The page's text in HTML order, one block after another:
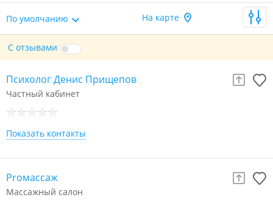
По умолчанию На карте
С отзывами
Психолог Денис Прищепов
Частный кабинет
Показать контакты
Proмассаж
Массажный салон